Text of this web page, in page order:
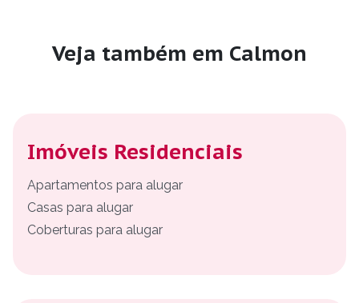
Veja também em Calmon
Imóveis Residenciais
Apartamentos para alugar
Casas para alugar
Coberturas para alugar